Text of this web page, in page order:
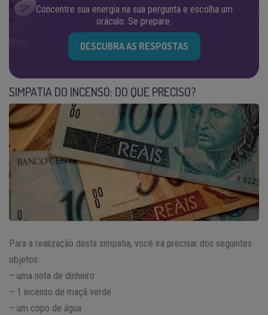
Concentre sua energia na sua pergunta e escolha um
oráculo. Se prepare.
DESCUBRA AS RESPOSTAS
SIMPATIA DO INCENSO: DO QUE PRECISO?
Para a realização desta simpatia, você irá precisar dos seguintes
objetos:
– uma nota de dinheiro
– 1 incenso de maçã verde
– um copo de água